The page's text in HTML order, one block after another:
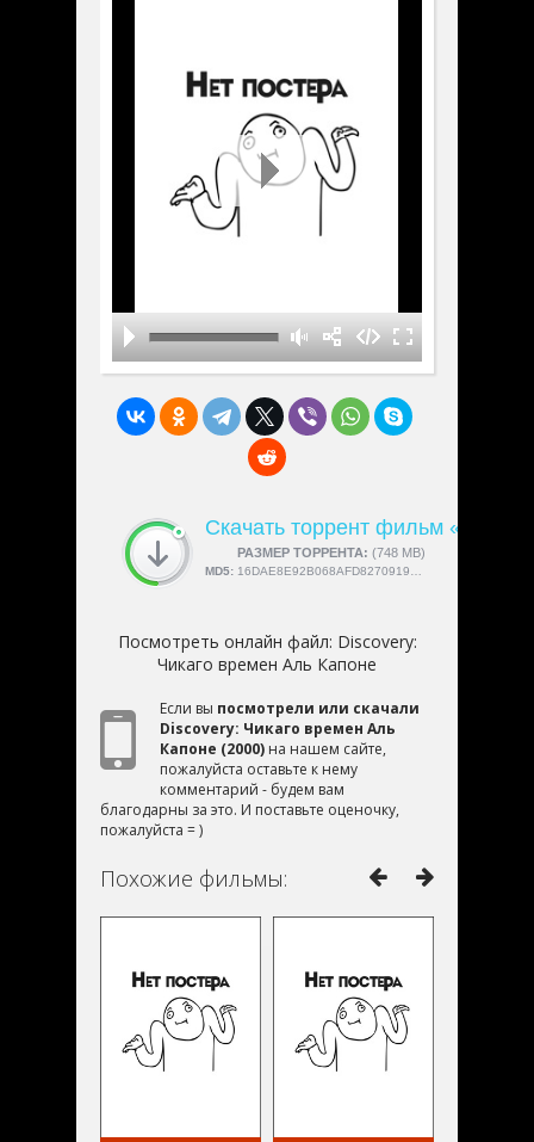
Скачать торрент фильм
РАЗМЕР ТОРРЕНТА: (748 MB)
СКАЧАЛИ:4189
MD5: 16DAE8E92B068AFD827091977B3D6143
Посмотреть онлайн файл: Discovery:
Чикаго времен Аль Капоне
Если вы посмотрели или скачали
Discovery: Чикаго времен Аль
Капоне (2000) на нашем сайте,
пожалуйста оставьте к нему
комментарий - будем вам
благодарны за это. И поставьте оценочку,
пожалуйста = )
Похожие фильмы: